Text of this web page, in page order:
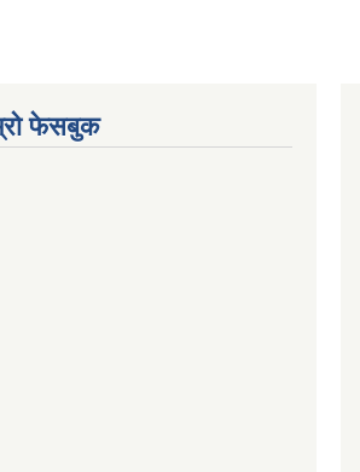
फेसबुक